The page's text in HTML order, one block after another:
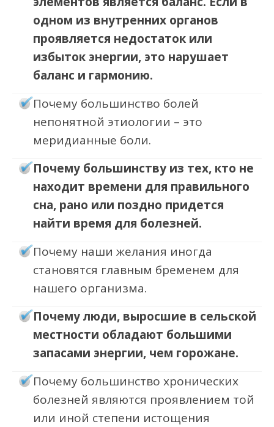
одном из внутренних органов
проявляется недостаток или
избыток энергии, это нарушает
баланс и гармонию.
Почему большинство болей
непонятной этиологии – это
меридианные боли.
Почему большинству из тех, кто не
находит времени для правильного
сна, рано или поздно придется
найти время для болезней.
Почему наши желания иногда
становятся главным бременем для
нашего организма.
Почему люди, выросшие в сельской
местности обладают большими
запасами энергии, чем горожане.
Почему большинство хронических
болезней являются проявлением той
или иной степени истощения